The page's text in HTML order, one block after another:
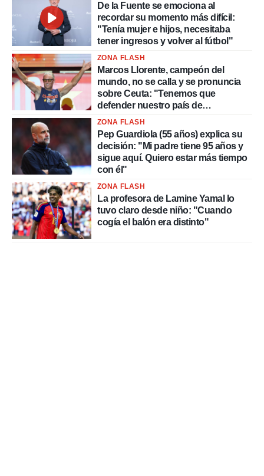
De la Fuente se emociona al
recordar su momento más difícil:
"Tenía mujer e hijos, necesitaba
tener ingresos y volver al fútbol"
ZONA FLASH
Marcos Llorente, campeón del
mundo, no se calla y se pronuncia
sobre Ceuta: "Tenemos que
defender nuestro país de
delincuentes"
ZONA FLASH
Pep Guardiola (55 años) explica su
decisión: "Mi padre tiene 95 años y
sigue aquí. Quiero estar más tiempo
con él"
ZONA FLASH
La profesora de Lamine Yamal lo
tuvo claro desde niño: "Cuando
cogía el balón era distinto"